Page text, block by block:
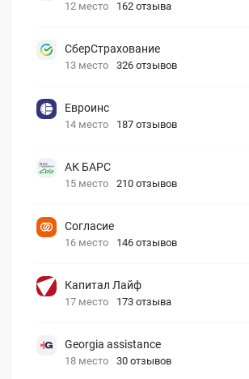
12 место 162 отзыва
СберСтрахование
13 место 326 отзывов
Евроинс
14 место 187 отзывов
АК БАРС
15 место 210 отзывов
Согласие
16 место 146 отзывов
Капитал Лайф
17 место 173 отзыва
Georgia assistance
18 место 30 отзывов